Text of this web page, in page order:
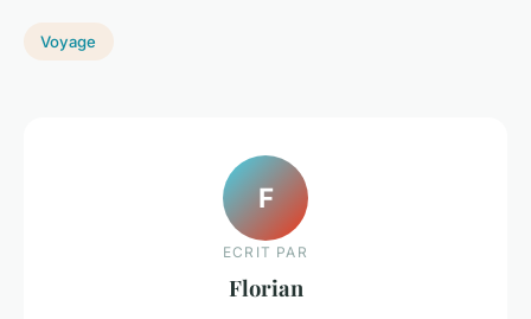
Voyage
F
ECRIT PAR
Florian